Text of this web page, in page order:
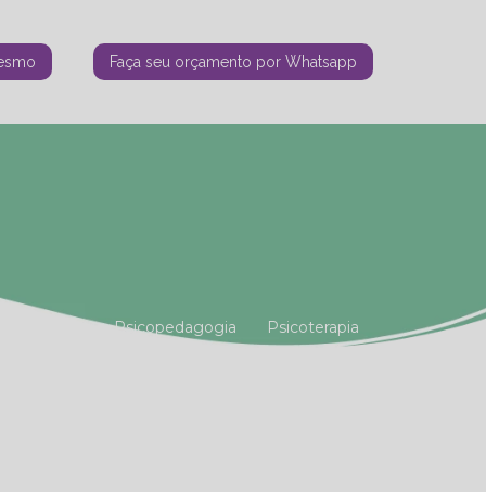
Faça seu orçamento por Whatsapp
Psicopedagogia Psicoterapia